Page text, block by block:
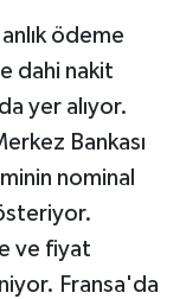
ödeme
dahi nakit
yer alıyor.
Bankası
nominal
ve fiyat
Fransa'da